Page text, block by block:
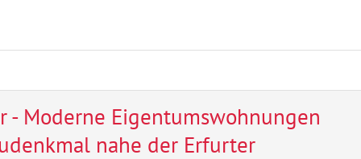
- Moderne Eigentumswohnungen
nahe der Erfurter